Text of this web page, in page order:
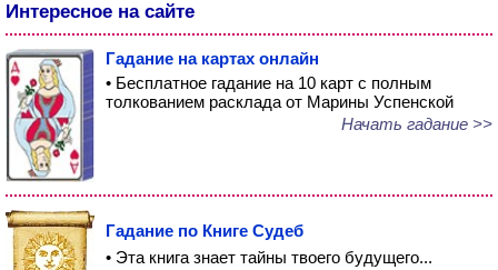
Интересное на сайте
Гадание на картах онлайн
• Бесплатное гадание на 10 карт с полным
толкованием расклада от Марины Успенской
Начать гадание >>
Гадание по Книге Судеб
• Эта книга знает тайны твоего будущего...